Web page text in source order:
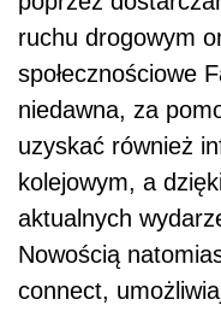
ruchu drogowym
społecznościowe
niedawna, za
uzyskać również
kolejowym, a
aktualnych
Nowością
connect,